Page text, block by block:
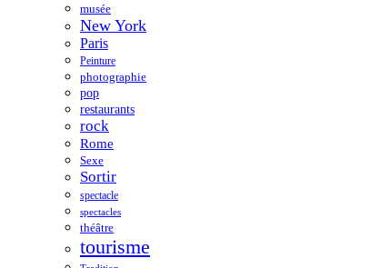
musée
New York
Paris
Peinture
photographie
pop
restaurants
rock
Rome
Sexe
Sortir
spectacle
spectacles
théâtre
tourisme